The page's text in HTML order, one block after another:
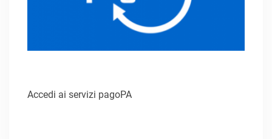
Accedi ai servizi pagoPA